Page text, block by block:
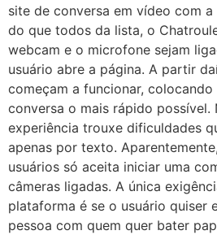
site de conversa em vídeo com
do que todos da lista, o
webcam e o microfone sejam
usuário abre a página. A partir
começam a funcionar, colocando
conversa o mais rápido possível.
experiência trouxe dificuldades
apenas por texto.
usuários só aceita iniciar uma
câmeras ligadas. A única
plataforma é se o usuário quiser
pessoa com quem quer bater